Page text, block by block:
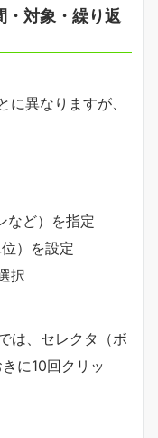
・対象・繰り返
異なりますが、
など）を指定
）を設定
択
は、セレクタ（ボ
に10回クリッ